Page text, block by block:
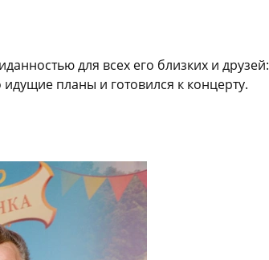
для всех его близких и друзей:
планы и готовился к концерту.